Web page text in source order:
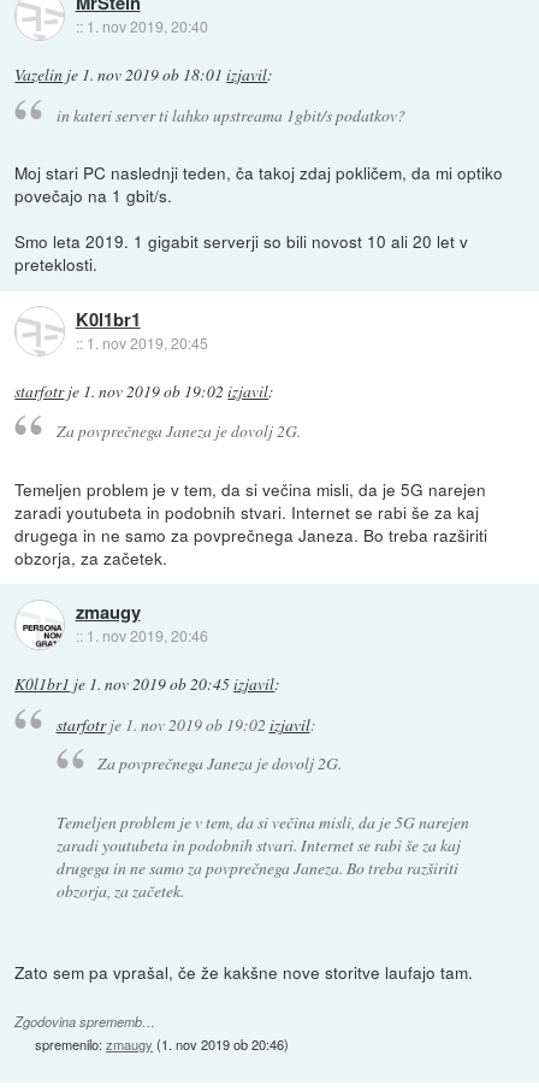
:: 1. nov 2019, 20:40
Vazelin je 1. nov 2019 ob 18:01 izjavil:
in kateri server ti lahko upstreama 1gbit/s podatkov?
Moj stari PC naslednji teden, ča takoj zdaj pokličem, da mi optiko
povečajo na 1 gbit/s.
Smo leta 2019. 1 gigabit serverji so bili novost 10 ali 20 let v
preteklosti.
K0l1br1
:: 1. nov 2019, 20:45
starfotrje 1. nov 2019 ob 19:02 izjavil:
Za povprečnega Janeza je dovolj 2G.
Temeljen problem je v tem, da si večina misli, da je 5G narejen
zaradi youtubeta in podobnih stvari. Internet se rabi še za kaj
drugega in ne samo za povprečnega Janeza. Bo treba razširiti
obzorja, za začetek.
zmaugy
:: 1. nov 2019, 20:46
K0l1br1 je 1. nov 2019 ob 20:45izjavil:
starfotrje 1. nov 2019 ob 19:02 izjavil:
Za povprečnega Janeza je dovolj 2G.
Temeljen problem je v tem, da si večina misli, da je 5G narejen
zaradi youtubeta in podobnih stvari. Internet se rabi še za kaj
drugega in ne samo za povprečnega Janeza. Bo treba razširiti
obzorja, za začetek.
Zato sem pa vprašal, če že kakšne nove storitve laufajo tam.
Zgodovina sprememb…
spremenilo:zmaugy (1. nov 2019 ob 20:46)